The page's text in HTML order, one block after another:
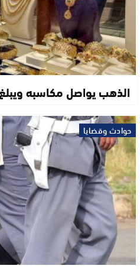
الذهب يواصل مكاسبه
حوادث وقضايا